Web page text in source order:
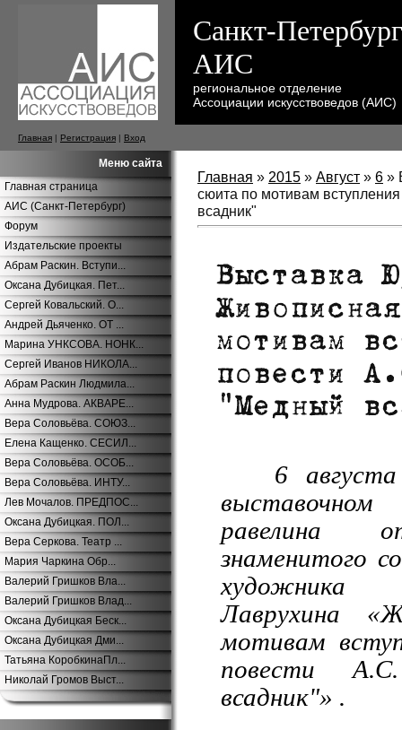
Санкт-
АИС
региональное отделение
Ассоциации искусствоведов (АИС)
Главная | Регистрация | Вход
Меню сайта
Главная страница
АИС (Санкт-Петербург)
Форум
Издательские проекты
Абрам Раскин. Вступи...
Оксана Дубицкая. Пет...
Сергей Ковальский. О...
Андрей Дьяченко. ОТ ...
Марина УНКСОВА. НОНК...
Сергей Иванов НИКОЛА...
Абрам Раскин Людмила...
Анна Мудрова. АКВАРЕ...
Вера Соловьёва. СОЮЗ...
Елена Кащенко. СЕСИЛ...
Вера Соловьёва. ОСОБ...
Вера Соловьёва. ИНТУ...
Лев Мочалов. ПРЕДПОС...
Оксана Дубицкая. ПОЛ...
Вера Серкова. Театр ...
Мария Чаркина Обр...
Валерий Гришков Вла...
Валерий Гришков Влад...
Оксана Дубицкая Беск...
Оксана Дубицкая Дми...
Татьяна КоробкинаПл...
Николай Громов Выст...
Главная » 2015 » Август » 6 »
сюита по мотивам
всадник"
6
равелина
знаменитого
художника
Лаврухина
мотивам
повести
всадник"» .